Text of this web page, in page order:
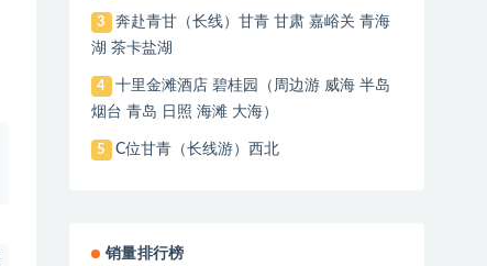
3
奔赴青甘（长线）甘青 甘肃 嘉峪关 青海
湖 茶卡盐湖
4
十里金滩酒店 碧桂园（周边游 威海 半岛
烟台 青岛 日照 海滩 大海）
5 C位甘青（长线游）西北
销量排行榜